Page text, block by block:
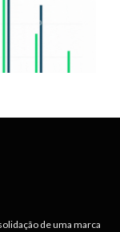
de uma marca